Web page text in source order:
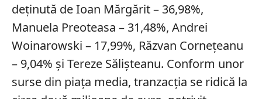
deținută de Ioan Mărgărit – 36,98%,
Manuela Preoteasa – 31,48%, Andrei
Woinarowski – 17,99%, Răzvan Cornețeanu
– 9,04% și Tereze Sălișteanu. Conform unor
surse din piața media, tranzacția se ridică la